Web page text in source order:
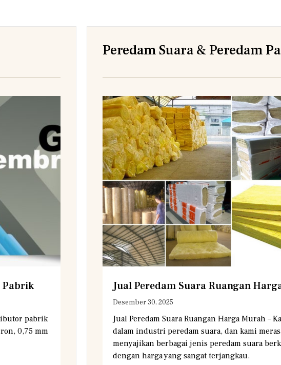
Pabrik
pabrik
0,75 mm
Peredam Suara & Peredam
Jual Peredam Suara Ruangan
Desember 30, 2025
Jual Peredam Suara Ruangan Harga Murah –
dalam industri peredam suara, dan kami
menyajikan berbagai jenis peredam suara
dengan harga yang sangat terjangkau.